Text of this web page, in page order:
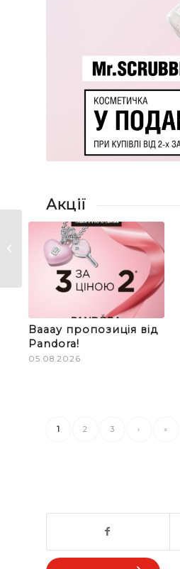
Акції
Вааау пропозиція від
Pandora!
05.08.2026
1 2 3 › »
Особливі
пропозиції в
Ювелірній мережі